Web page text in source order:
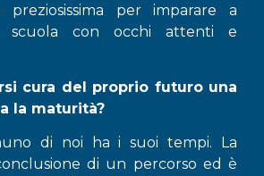
preziosissima per imparare a
scuola con occhi attenti e
cura del proprio futuro una
la maturità?
di noi ha i suoi tempi. La
di un percorso ed è